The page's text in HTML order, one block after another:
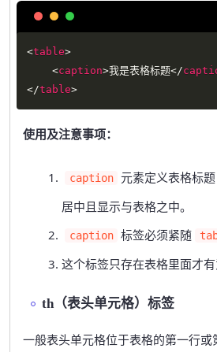
<table>
<caption>我是表格标题</
</table>
使用及注意事项：
caption 元素定义表格标
居中且显示与表格之中。
caption 标签必须紧随
这个标签只存在表格里面才有
th（表头单元格）标签
一般表头单元格位于表格的第一行